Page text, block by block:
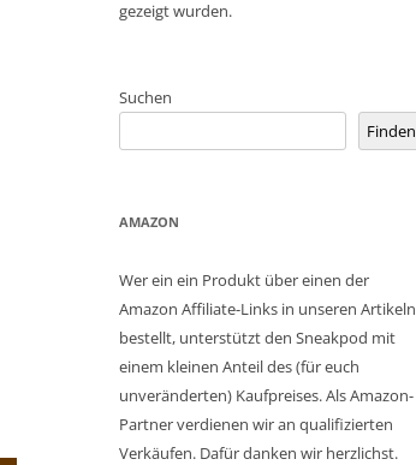
gezeigt wurden.
Suchen
Finden
AMAZON
Wer ein ein Produkt über einen der
Amazon Affiliate-Links in unseren Artikeln
bestellt, unterstützt den Sneakpod mit
einem kleinen Anteil des (für euch
unveränderten) Kaufpreises. Als Amazon-
Partner verdienen wir an qualifizierten
Verkäufen. Dafür danken wir herzlichst.